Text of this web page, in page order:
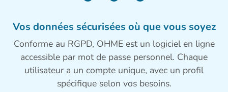
Vos données sécurisées où que vous soyez
Conforme au RGPD, OHME est un logiciel en ligne
accessible par mot de passe personnel. Chaque
utilisateur a un compte unique, avec un profil
spécifique selon vos besoins.